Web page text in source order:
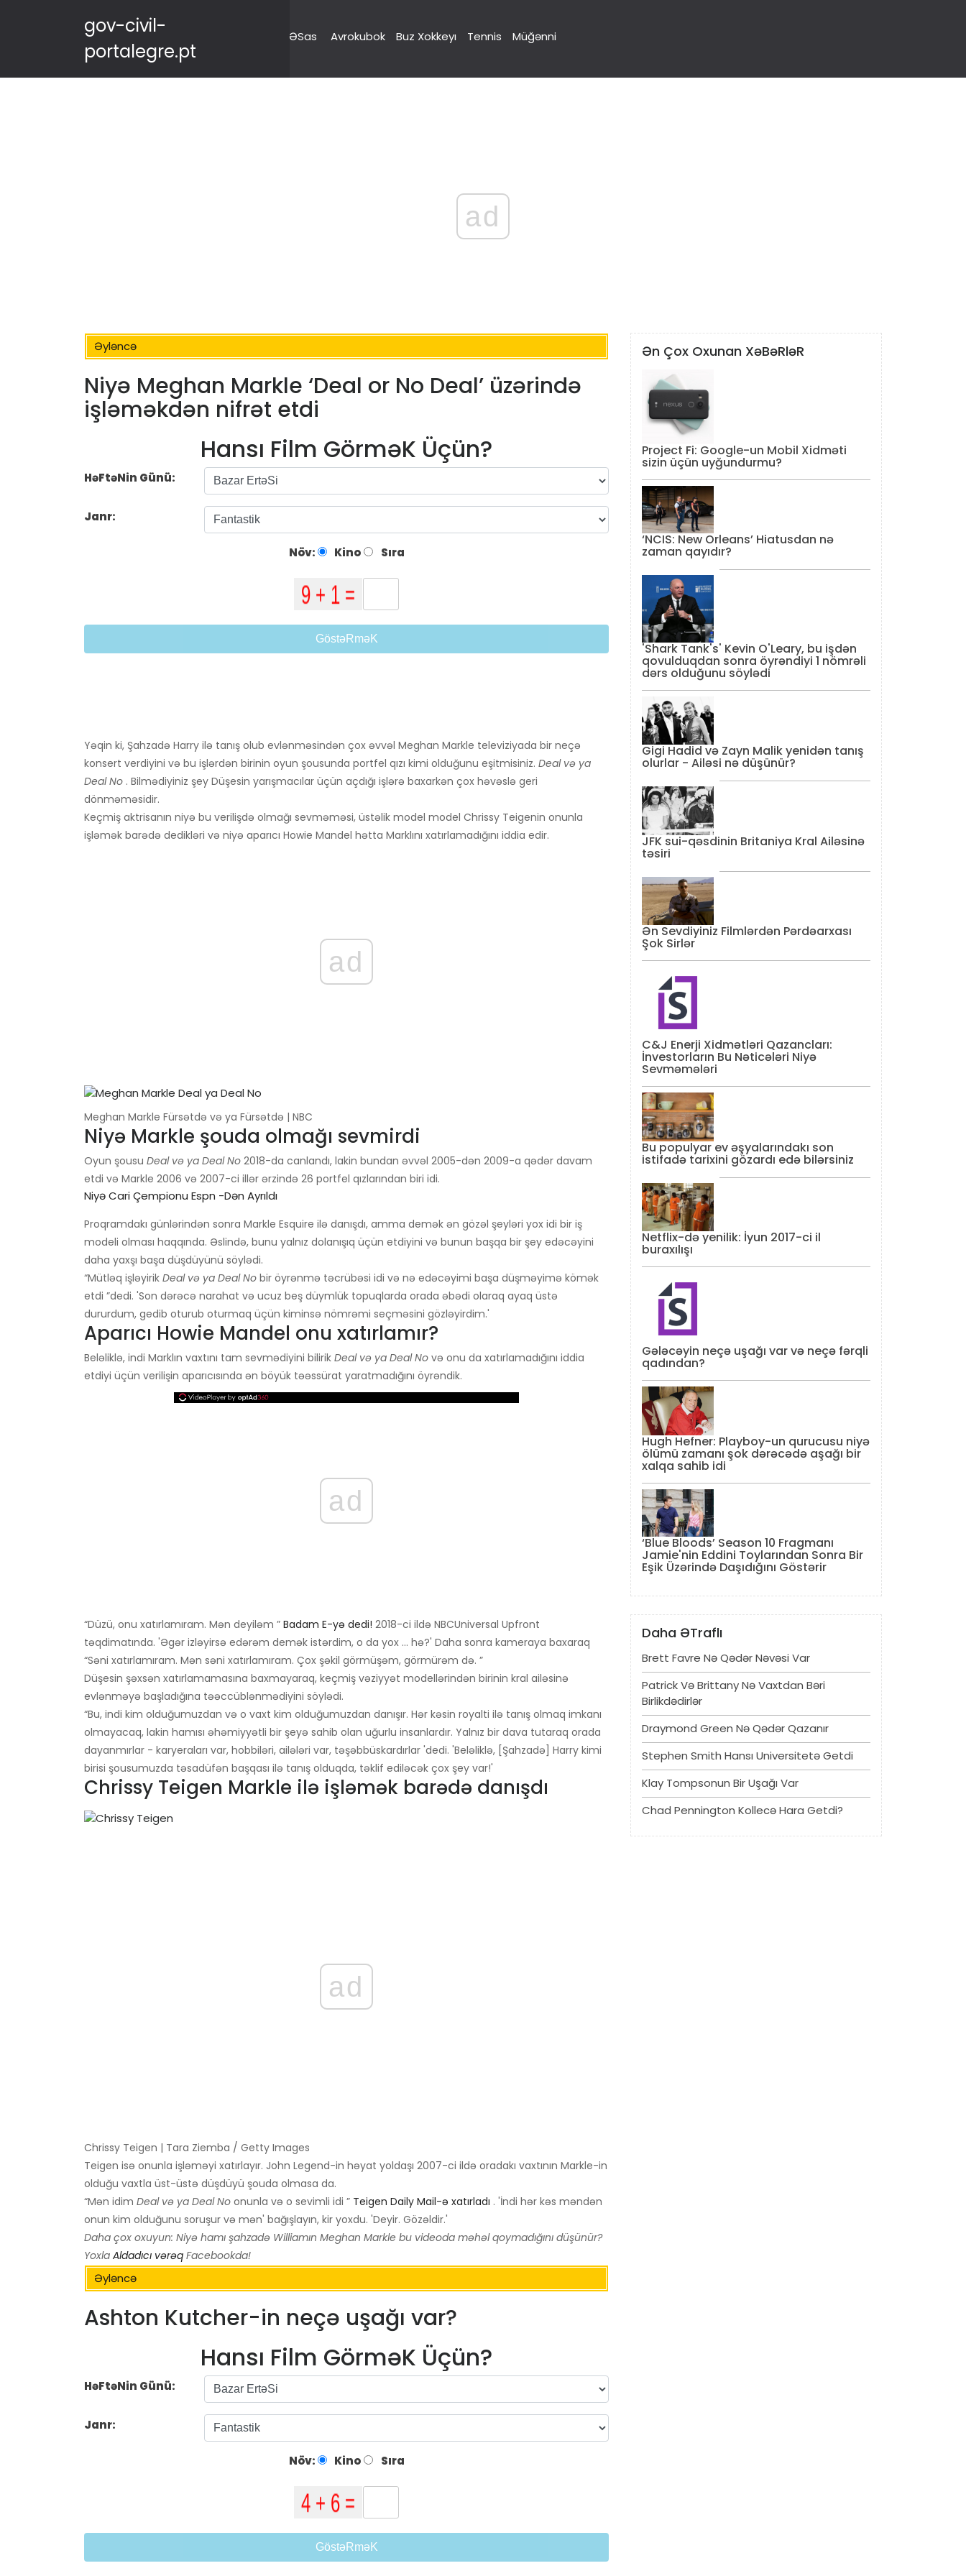
gov-civil-
portalegre.pt
ƏSas Avrokubok Buz Xokkeyı Tennis Müğənni
ad
Əyləncə
Niyə Meghan Markle ‘Deal or No Deal’ üzərində
işləməkdən nifrət etdi
Hansı Film GörməK Üçün?
HəFtəNin Günü:
Janr:
Növ: Kino Sıra
GöstəRməK
Yəqin ki, Şahzadə Harry ilə tanış olub evlənməsindən çox əvvəl Meghan Markle televiziyada bir neçə
konsert verdiyini və bu işlərdən birinin oyun şousunda portfel qızı kimi olduğunu eşitmisiniz. Deal və ya
Deal No . Bilmədiyiniz şey Düşesin yarışmacılar üçün açdığı işlərə baxarkən çox həvəslə geri
dönməməsidir.
Keçmiş aktrisanın niyə bu verilişdə olmağı sevməməsi, üstəlik model model Chrissy Teigenin onunla
işləmək barədə dedikləri və niyə aparıcı Howie Mandel hətta Marklını xatırlamadığını iddia edir.
ad
Meghan Markle Fürsətdə və ya Fürsətdə | NBC
Niyə Markle şouda olmağı sevmirdi
Oyun şousu Deal və ya Deal No 2018-da canlandı, lakin bundan əvvəl 2005-dən 2009-a qədər davam
etdi və Markle 2006 və 2007-ci illər ərzində 26 portfel qızlarından biri idi.
Niyə Cari Çempionu Espn -dən Ayrıldı
Proqramdakı günlərindən sonra Markle Esquire ilə danışdı, amma demək ən gözəl şeyləri yox idi bir iş
modeli olması haqqında. Əslində, bunu yalnız dolanışıq üçün etdiyini və bunun başqa bir şey edəcəyini
daha yaxşı başa düşdüyünü söylədi.
“Mütləq işləyirik Deal və ya Deal No bir öyrənmə təcrübəsi idi və nə edəcəyimi başa düşməyimə kömək
etdi ”dedi. 'Son dərəcə narahat və ucuz beş düymlük topuqlarda orada əbədi olaraq ayaq üstə
dururdum, gedib oturub oturmaq üçün kiminsə nömrəmi seçməsini gözləyirdim.'
Aparıcı Howie Mandel onu xatırlamır?
Beləliklə, indi Marklın vaxtını tam sevmədiyini bilirik Deal və ya Deal No və onu da xatırlamadığını iddia
etdiyi üçün verilişin aparıcısında ən böyük təəssürat yaratmadığını öyrəndik.
ad
“Düzü, onu xatırlamıram. Mən deyiləm ” Badam E-yə dedi! 2018-ci ildə NBCUniversal Upfront
təqdimatında. 'Əgər izləyirsə edərəm demək istərdim, o da yox ... hə?' Daha sonra kameraya baxaraq
“Səni xatırlamıram. Mən səni xatırlamıram. Çox şəkil görmüşəm, görmürəm də. ”
Düşesin şəxsən xatırlamamasına baxmayaraq, keçmiş vəziyyət modellərindən birinin kral ailəsinə
evlənməyə başladığına təəccüblənmədiyini söylədi.
“Bu, indi kim olduğumuzdan və o vaxt kim olduğumuzdan danışır. Hər kəsin royalti ilə tanış olmaq imkanı
olmayacaq, lakin hamısı əhəmiyyətli bir şeyə sahib olan uğurlu insanlardır. Yalnız bir dava tutaraq orada
dayanmırlar - karyeraları var, hobbiləri, ailələri var, təşəbbüskardırlar 'dedi. 'Beləliklə, [Şahzadə] Harry kimi
birisi şousumuzda təsadüfən başqası ilə tanış olduqda, təklif ediləcək çox şey var!'
Chrissy Teigen Markle ilə işləmək barədə danışdı
ad
Chrissy Teigen | Tara Ziemba / Getty Images
Teigen isə onunla işləməyi xatırlayır. John Legend-in həyat yoldaşı 2007-ci ildə oradakı vaxtının Markle-in
olduğu vaxtla üst-üstə düşdüyü şouda olmasa da.
“Mən idim Deal və ya Deal No onunla və o sevimli idi ” Teigen Daily Mail-ə xatırladı . 'İndi hər kəs məndən
onun kim olduğunu soruşur və mən' bağışlayın, kir yoxdu. 'Deyir. Gözəldir.'
Daha çox oxuyun: Niyə hamı şahzadə Williamın Meghan Markle bu videoda məhəl qoymadığını düşünür?
Yoxla Aldadıcı vərəq Facebookda!
Əyləncə
Ashton Kutcher-in neçə uşağı var?
Hansı Film GörməK Üçün?
HəFtəNin Günü:
Janr:
Növ: Kino Sıra
GöstəRməK
Ən Çox Oxunan XəBəRləR
Project Fi: Google-un Mobil Xidməti
sizin üçün uyğundurmu?
‘NCIS: New Orleans’ Hiatusdan nə
zaman qayıdır?
'Shark Tank's' Kevin O'Leary, bu işdən
qovulduqdan sonra öyrəndiyi 1 nömrəli
dərs olduğunu söylədi
Gigi Hadid və Zayn Malik yenidən tanış
olurlar - Ailəsi nə düşünür?
JFK sui-qəsdinin Britaniya Kral Ailəsinə
təsiri
Ən Sevdiyiniz Filmlərdən Pərdəarxası
Şok Sirlər
C&J Enerji Xidmətləri Qazancları:
İnvestorların Bu Nəticələri Niyə
Sevməmələri
Bu populyar ev əşyalarındakı son
istifadə tarixini gözardı edə bilərsiniz
Netflix-də yenilik: İyun 2017-ci il
buraxılışı
Gələcəyin neçə uşağı var və neçə fərqli
qadından?
Hugh Hefner: Playboy-un qurucusu niyə
ölümü zamanı şok dərəcədə aşağı bir
xalqa sahib idi
‘Blue Bloods’ Season 10 Fragmanı
Jamie'nin Eddini Toylarından Sonra Bir
Eşik Üzərində Daşıdığını Göstərir
Daha ƏTraflı
Brett Favre Nə Qədər Nəvəsi Var
Patrick Və Brittany Nə Vaxtdan Bəri
Birlikdədirlər
Draymond Green Nə Qədər Qazanır
Stephen Smith Hansı Universitetə ​​getdi
Klay Tompsonun Bir Uşağı Var
Chad Pennington Kollecə Hara Getdi?